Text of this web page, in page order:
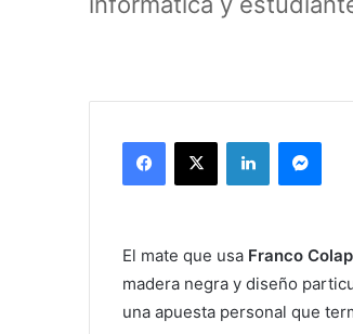
X LinkedIn
El mate que usa Franco
madera negra y diseño
una apuesta personal que